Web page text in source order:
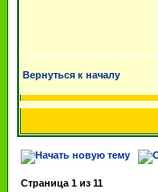
Вернуться к началу
Страница 1 из 11